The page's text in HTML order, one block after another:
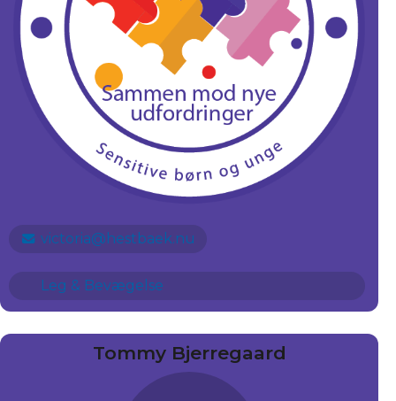
victoria@hestbaek.nu
Leg & Bevægelse
Tommy Bjerregaard